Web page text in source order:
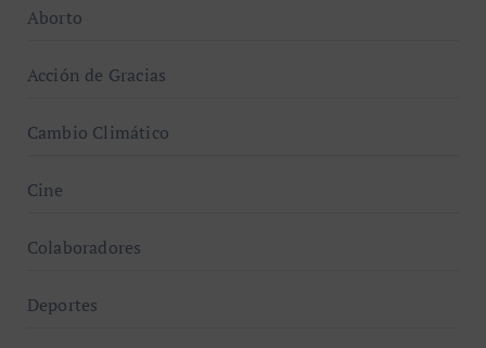
Aborto
Acción de Gracias
Cambio Climático
Cine
Colaboradores
Deportes